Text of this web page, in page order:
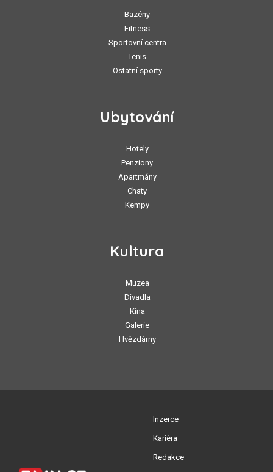
Bazény
Fitness
Sportovní centra
Tenis
Ostatní sporty
Ubytování
Hotely
Penziony
Apartmány
Chaty
Kempy
Kultura
Muzea
Divadla
Kina
Galerie
Hvězdárny
Inzerce
Kariéra
Redakce